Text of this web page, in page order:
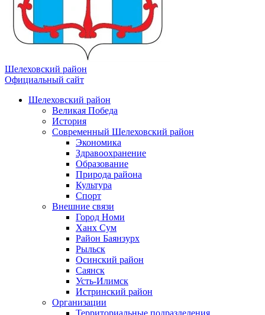
Шелеховский район
Официальный сайт
Шелеховский район
Великая Победа
История
Современный Шелеховский район
Экономика
Здравоохранение
Образование
Природа района
Культура
Спорт
Внешние связи
Город Номи
Ханх Сум
Район Баянзурх
Рыльск
Осинский район
Саянск
Усть-Илимск
Истринский район
Организации
Территориальные подразделения